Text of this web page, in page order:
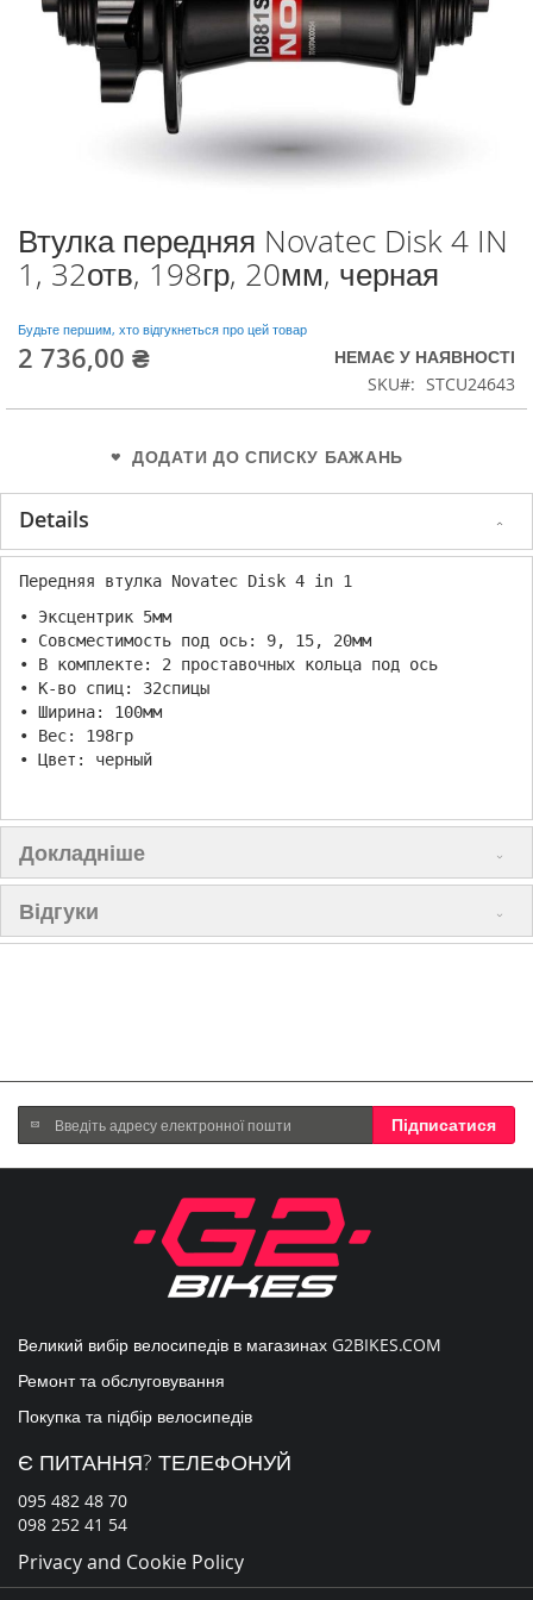
Перейти
до
початку
зображень
Втулка передняя Novatec Disk 4 IN
1, 32отв, 198гр, 20мм, черная
Будьте першим, хто відгукнеться про цей товар
2 736,00 ₴
НЕМАЄ У НАЯВНОСТІ
SKU
STCU24643
ДОДАТИ ДО СПИСКУ БАЖАНЬ
Details
Передняя втулка Novatec Disk 4 in 1
• Эксцентрик 5мм
• Совсместимость под ось: 9, 15, 20мм
• В комплекте: 2 проставочных кольца под ось
• К-во спиц: 32спицы
• Ширина: 100мм
• Вес: 198гр
• Цвет: черный
Докладніше
Відгуки
Підпишіться
на
нашу
Підписатися
Великий вибір велосипедів в магазинах G2BIKES.COM
Ремонт та обслуговування
Покупка та підбір велосипедів
Є ПИТАННЯ? ТЕЛЕФОНУЙ
095 482 48 70
098 252 41 54
Privacy and Cookie Policy